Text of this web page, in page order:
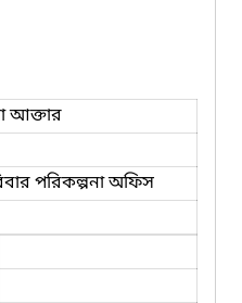
আক্তার
পরিকল্পনা অফিস